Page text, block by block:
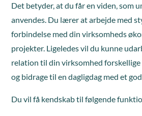
Det betyder, at du får en viden, som
anvendes. Du lærer at arbejde med
forbindelse med din virksomheds
projekter. Ligeledes vil du kunne
relation til din virksomhed
og bidrage til en dagligdag med et
Du vil få kendskab til følgende